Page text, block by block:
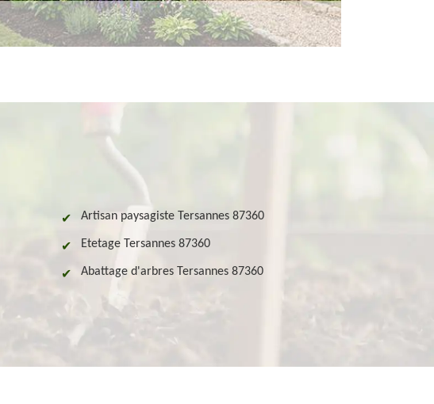
Artisan paysagiste Tersannes 87360
Etetage Tersannes 87360
Abattage d'arbres Tersannes 87360